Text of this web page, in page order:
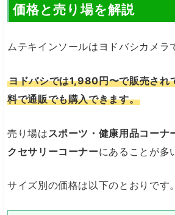
価格と売り場を解説
ムテキインソールはヨドバシカメラ
ヨドバシでは1,980円〜で販売され
料で通販でも購入できます。
売り場は スポーツ・健康用品コーナ
クセサリーコーナーにあることが多
サイズ別の価格は以下のとおりです。